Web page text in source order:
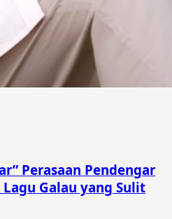
Perasaan Pendengar
Lagu Galau yang Sulit